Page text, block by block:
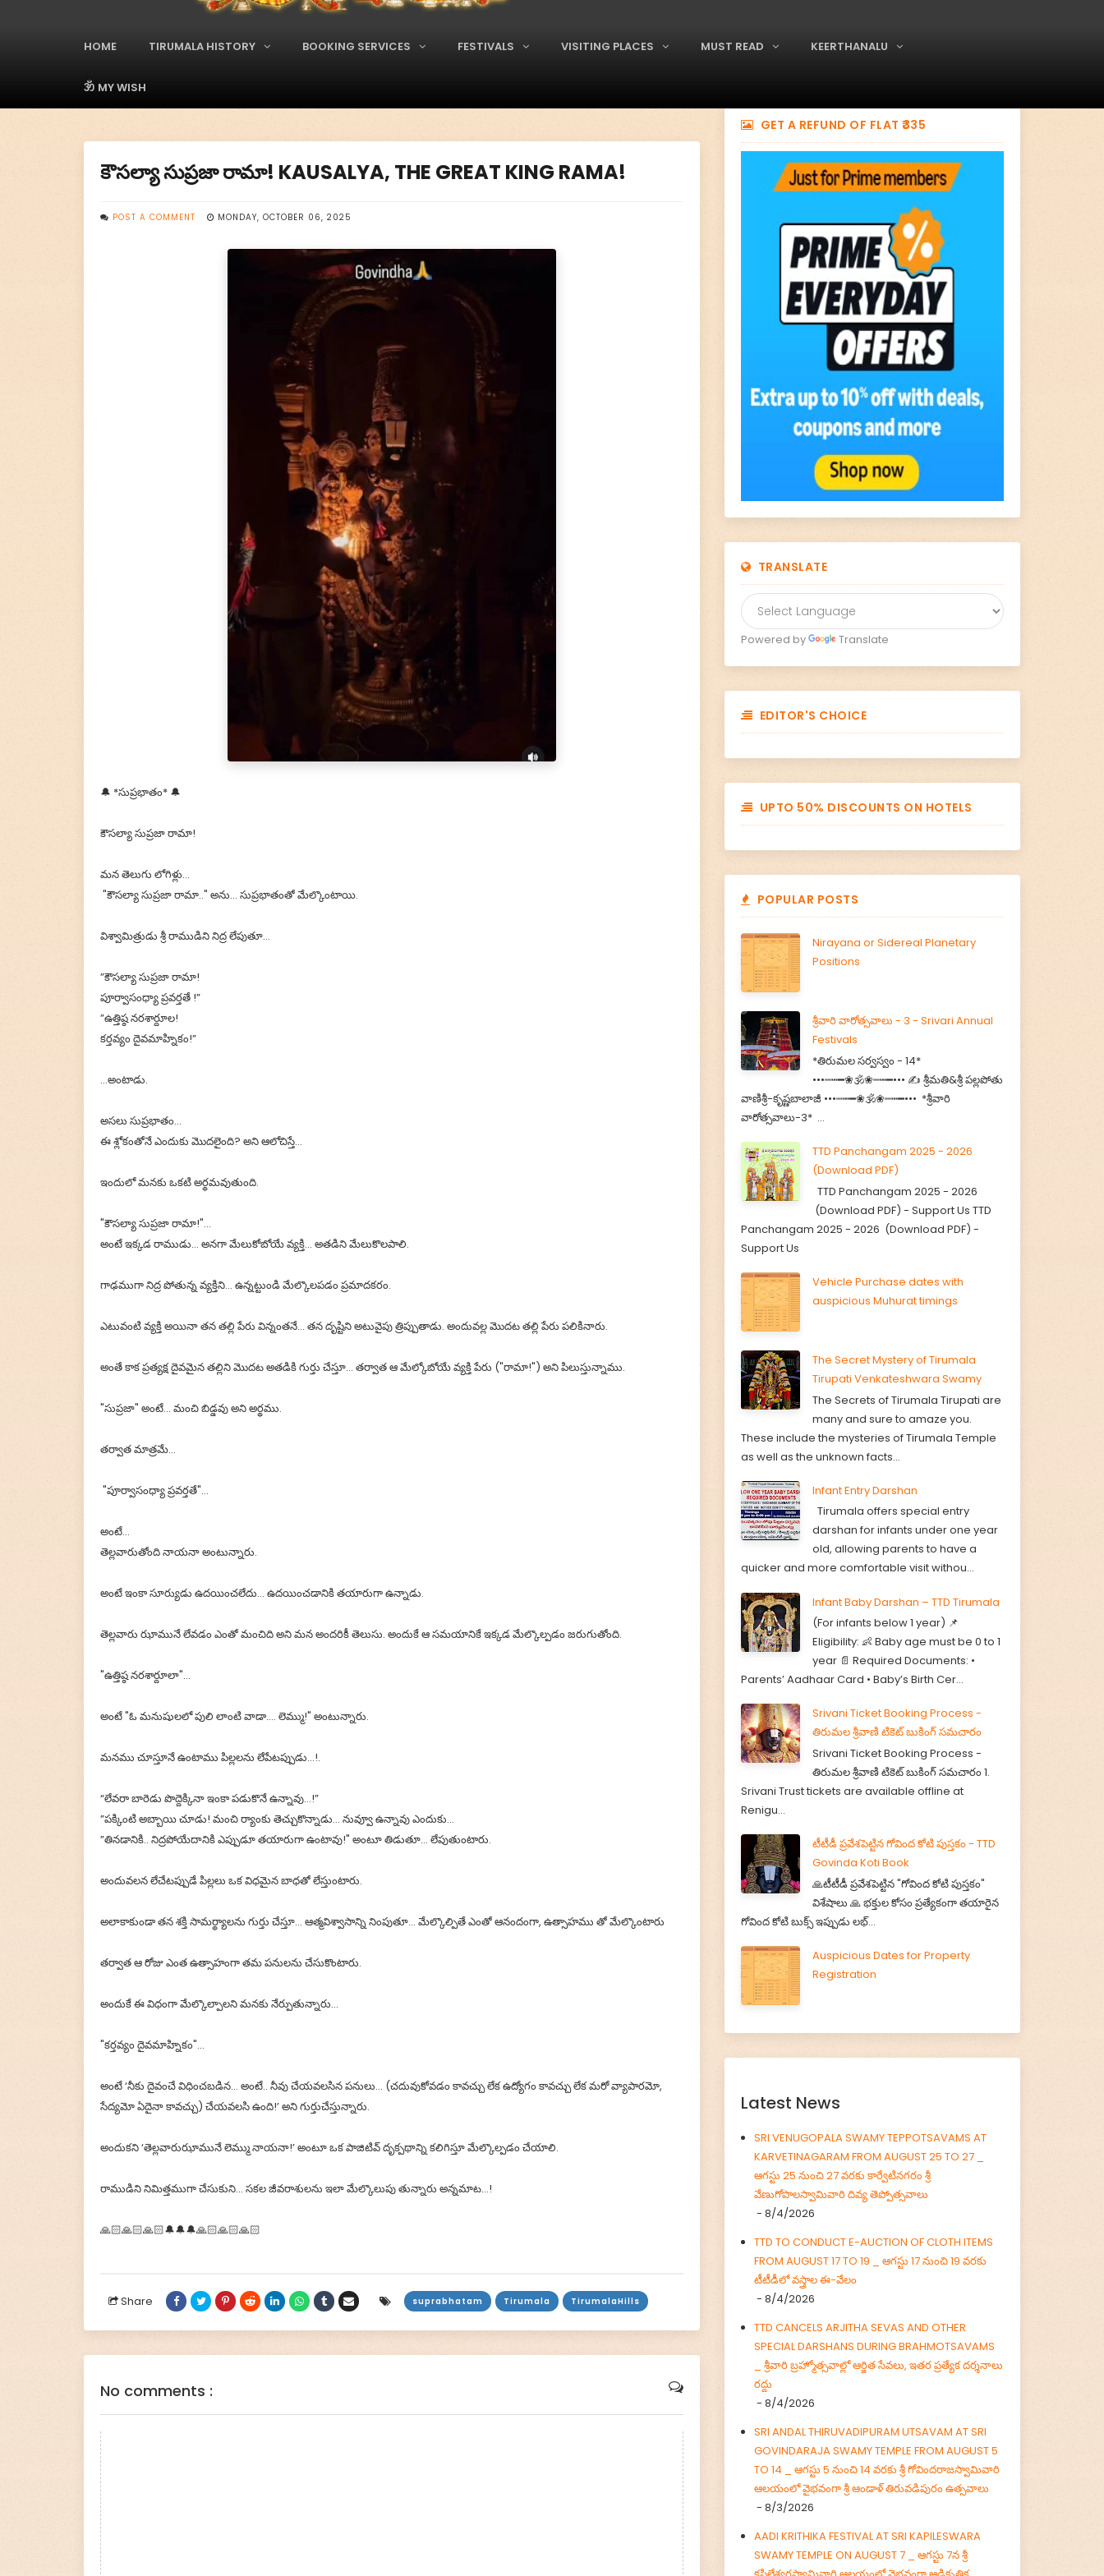
s
M
i
e
HOME TIRUMALA HISTORY BOOKING SERVICES FESTIVALS VISITING PLACES MUST READ KEERTHANALU
ॐ MY WISH
కౌసల్యా సుప్రజా రామా! KAUSALYA, THE GREAT KING RAMA!
POST A COMMENT MONDAY, OCTOBER 06, 2025
🔔 *సుప్రభాతం* 🔔
కౌసల్యా సుప్రజా రామా!
మన తెలుగు లోగిళ్లు...
"కౌసల్యా సుప్రజా రామా.." అను... సుప్రభాతంతో మేల్కొంటాయి.
విశ్వామిత్రుడు శ్రీ రాముడిని నిద్ర లేపుతూ...
”కౌసల్యా సుప్రజా రామా!
పూర్వాసంధ్యా ప్రవర్తతే !”
”ఉత్తిష్ఠ నరశార్దూల!
కర్తవ్యం దైవమాహ్నికం!”
...అంటాడు.
అసలు సుప్రభాతం...
ఈ శ్లోకంతోనే ఎందుకు మొదలైంది? అని ఆలోచిస్తే...
ఇందులో మనకు ఒకటి అర్థమవుతుంది.
"కౌసల్యా సుప్రజా రామా!"...
అంటే ఇక్కడ రాముడు... అనగా మేలుకోబోయే వ్యక్తి... అతడిని మేలుకొలపాలి.
గాఢముగా నిద్ర పోతున్న వ్యక్తిని... ఉన్నట్టుండి మేల్కొలపడం ప్రమాదకరం.
ఎటువంటి వ్యక్తి అయినా తన తల్లి పేరు విన్నంతనే... తన దృష్టిని అటువైపు త్రిప్పుతాడు. అందువల్ల మొదట తల్లి పేరు పలికినారు.
అంతే కాక ప్రత్యక్ష దైవమైన తల్లిని మొదట అతడికి గుర్తు చేస్తూ... తర్వాత ఆ మేల్కోబోయే వ్యక్తి పేరు ("రామా!") అని పిలుస్తున్నాము.
"సుప్రజా" అంటే... మంచి బిడ్డవు అని అర్థము.
తర్వాత మాత్రమే...
"పూర్వాసంధ్యా ప్రవర్తతే"...
అంటే…
తెల్లవారుతోంది నాయనా అంటున్నారు.
అంటే ఇంకా సూర్యుడు ఉదయించలేదు... ఉదయించడానికి తయారుగా ఉన్నాడు.
తెల్లవారు ఝామునే లేవడం ఎంతో మంచిది అని మన అందరికీ తెలుసు. అందుకే ఆ సమయానికే ఇక్కడ మేల్కొల్పడం జరుగుతోంది.
"ఉత్తిష్ఠ నరశార్దూలా"...
అంటే "ఓ మనుషులలో పులి లాంటి వాడా…. లెమ్ము!" అంటున్నారు.
మనము చూస్తూనే ఉంటాము పిల్లలను లేపేటప్పుడు...!.
“లేవరా బారెడు పొద్దెక్కినా ఇంకా పడుకొనే ఉన్నావు...!”
”పక్కింటి అబ్బాయి చూడు! మంచి ర్యాంకు తెచ్చుకొన్నాడు... నువ్వూ ఉన్నావు ఎందుకు...
”తినడానికి.. నిద్రపోయేదానికి ఎప్పుడూ తయారుగా ఉంటావు!" అంటూ తిడుతూ... లేపుతుంటారు.
అందువలన లేచేటప్పుడే పిల్లలు ఒక విధమైన బాధతో లేస్తుంటారు.
అలాకాకుండా తన శక్తి సామర్థ్యాలను గుర్తు చేస్తూ... ఆత్మవిశ్వాసాన్ని నింపుతూ... మేల్కొల్పితే ఎంతో ఆనందంగా, ఉత్సాహము తో మేల్కొంటారు
తర్వాత ఆ రోజు ఎంత ఉత్సాహంగా తమ పనులను చేసుకొంటారు.
అందుకే ఈ విధంగా మేల్కొల్పాలని మనకు నేర్పుతున్నారు…
"కర్తవ్యం దైవమాహ్నికం"...
అంటే ‘నీకు దైవంచే విధించబడిన... అంటే.. నీవు చేయవలసిన పనులు... (చదువుకోవడం కావచ్చు లేక ఉద్యోగం కావచ్చు లేక మరో వ్యాపారమో,
సేద్యమో ఏదైనా కావచ్చు) చేయవలసి ఉంది!’ అని గుర్తుచేస్తున్నారు.
అందుకని ‘తెల్లవారుఝామునే లెమ్ము నాయనా!’ అంటూ ఒక పాజిటివ్ దృక్పథాన్ని కలిగిస్తూ మేల్కొల్పడం చేయాలి.
రాముడిని నిమిత్తముగా చేసుకుని... సకల జీవరాశులను ఇలా మేల్కొలుపు తున్నారు అన్నమాట…!
🙏🏻🙏🏻🙏🏻🔔🔔🔔🙏🏻🙏🏻🙏🏻
Share suprabhatam Tirumala TirumalaHills
No comments :
GET A REFUND OF FLAT ₹335
TRANSLATE
Powered by Translate
EDITOR'S CHOICE
UPTO 50% DISCOUNTS ON HOTELS
POPULAR POSTS
Nirayana or Sidereal Planetary
Positions
శ్రీవారి వారోత్సవాలు - 3 - Srivari Annual
Festivals
*తిరుమల సర్వస్వం - 14*
•••┉┅━❀🕉️❀┉┅━••• ✍️ శ్రీమతి&శ్రీ పల్లపోతు
వాణిశ్రీ-కృష్ణబాలాజీ •••┉┅━❀🕉️❀┉┅━••• *శ్రీవారి
వారోత్సవాలు-3* ...
TTD Panchangam 2025 - 2026
(Download PDF)
TTD Panchangam 2025 - 2026
(Download PDF) - Support Us TTD
Panchangam 2025 - 2026 (Download PDF) -
Support Us
Vehicle Purchase dates with
auspicious Muhurat timings
The Secret Mystery of Tirumala
Tirupati Venkateshwara Swamy
The Secrets of Tirumala Tirupati are
many and sure to amaze you.
These include the mysteries of Tirumala Temple
as well as the unknown facts...
Infant Entry Darshan
Tirumala offers special entry
darshan for infants under one year
old, allowing parents to have a
quicker and more comfortable visit withou...
Infant Baby Darshan – TTD Tirumala
(For infants below 1 year) 📌
Eligibility: 👶 Baby age must be 0 to 1
year 📄 Required Documents: •
Parents’ Aadhaar Card • Baby’s Birth Cer...
Srivani Ticket Booking Process -
తిరుమల శ్రీవాణి టికెట్ బుకింగ్ సమచారం
Srivani Ticket Booking Process -
తిరుమల శ్రీవాణి టికెట్ బుకింగ్ సమచారం 1.
Srivani Trust tickets are available offline at
Renigu...
టీటీడీ ప్రవేశపెట్టిన గోవింద కోటి పుస్తకం - TTD
Govinda Koti Book
🙏టీటీడీ ప్రవేశపెట్టిన "గోవింద కోటి పుస్తకం"
విశేషాలు 🙏 భక్తుల కోసం ప్రత్యేకంగా తయారైన
గోవింద కోటి బుక్స్ ఇప్పుడు లభ్...
Auspicious Dates for Property
Registration
Latest News
SRI VENUGOPALA SWAMY TEPPOTSAVAMS AT
KARVETINAGARAM FROM AUGUST 25 TO 27 _
ఆగస్టు 25 నుంచి 27 వరకు కార్వేటినగరం శ్రీ
వేణుగోపాలస్వామివారి దివ్య తెప్పోత్సవాలు
- 8/4/2026
TTD TO CONDUCT E-AUCTION OF CLOTH ITEMS
FROM AUGUST 17 TO 19 _ ఆగస్టు 17 నుంచి 19 వరకు
టీటీడీలో వస్త్రాల ఈ-వేలం
- 8/4/2026
TTD CANCELS ARJITHA SEVAS AND OTHER
SPECIAL DARSHANS DURING BRAHMOTSAVAMS
_ శ్రీవారి బ్రహ్మోత్సవాల్లో ఆర్జిత సేవలు, ఇతర ప్రత్యేక దర్శనాలు
రద్దు
- 8/4/2026
SRI ANDAL THIRUVADIPURAM UTSAVAM AT SRI
GOVINDARAJA SWAMY TEMPLE FROM AUGUST 5
TO 14 _ ఆగస్టు 5 నుంచి 14 వరకు శ్రీ గోవిందరాజస్వామివారి
ఆలయంలో వైభవంగా శ్రీ ఆండాళ్ తిరువడిపురం ఉత్సవాలు
- 8/3/2026
AADI KRITHIKA FESTIVAL AT SRI KAPILESWARA
SWAMY TEMPLE ON AUGUST 7 _ ఆగస్టు 7న శ్రీ